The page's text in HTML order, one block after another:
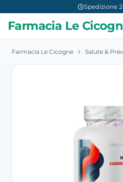
Spedizione
Farmacia Le
Farmacia Le Cicogne Salute &